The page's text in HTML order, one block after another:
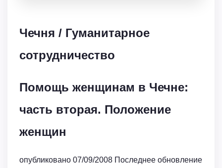
Чечня / Гуманитарное
сотрудничество
Помощь женщинам в Чечне:
часть вторая. Положение
женщин
опубликовано 07/09/2008 Последнее обновление